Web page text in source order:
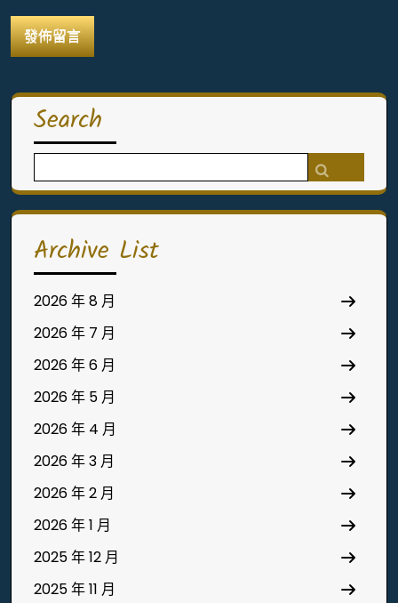
Search
for:
Archive List
2026 年 8 月
2026 年 7 月
2026 年 6 月
2026 年 5 月
2026 年 4 月
2026 年 3 月
2026 年 2 月
2026 年 1 月
2025 年 12 月
2025 年 11 月